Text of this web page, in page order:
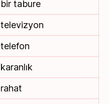
bir tabure
televizyon
telefon
karanlık
rahat